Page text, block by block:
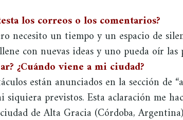
los correos o los comentarios?
necesito un tiempo y un espacio de
con nuevas ideas y uno pueda oír las
¿Cuándo viene a mi ciudad?
están anunciados en la sección de
siquiera previstos. Esta aclaración me
de Alta Gracia (Córdoba,